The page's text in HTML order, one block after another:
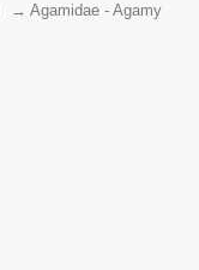
→ Agamidae - Agamy